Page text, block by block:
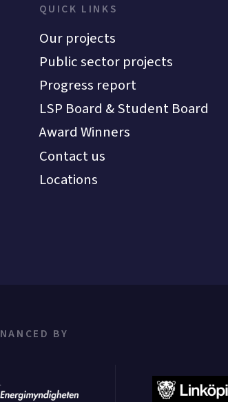
QUICK LINKS
Our projects
Public sector projects
Progress report
LSP Board & Student Board
Award Winners
Contact us
Locations
BY